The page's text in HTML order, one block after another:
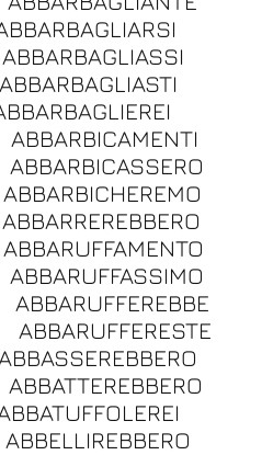
ABBARBAGLIASSI
ABBARBAGLIASTI
ABBARBICAMENTI
ABBARBICASSERO
ABBARBICHEREMO
ABBARREREBBERO
ABBARUFFAMENTO
ABBARUFFASSIMO
ABBARUFFEREBBE
ABBARUFFERESTE
ABBATTEREBBERO
ABBELLIREBBERO